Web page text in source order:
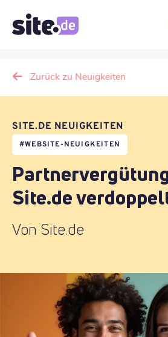
Zurück zu Neuigkeiten
SITE.DE NEUIGKEITEN
#WEBSITE-NEUIGKEITEN
Site.de
Von Site.de